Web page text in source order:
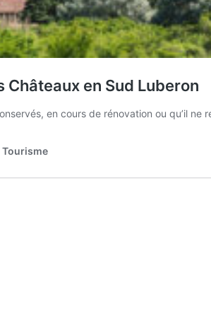
Châteaux en Sud Luberon
en cours de rénovation ou qu’il
Tourisme